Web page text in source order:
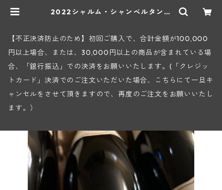
2022シャルム・シャンベルタン・
【不正決済防止のため】初回ご購入で、合計金額が100,000
円以上場合、または、30,000円以上の商品が含まれている場
合、「銀行振込」での決済をお願いいたします。(「クレジッ
トカード」決済でのご注文いただいた場合、こちらにて一旦キ
ャンセルをさせて頂きますので、再度のご注文をお願いいたし
ます。）